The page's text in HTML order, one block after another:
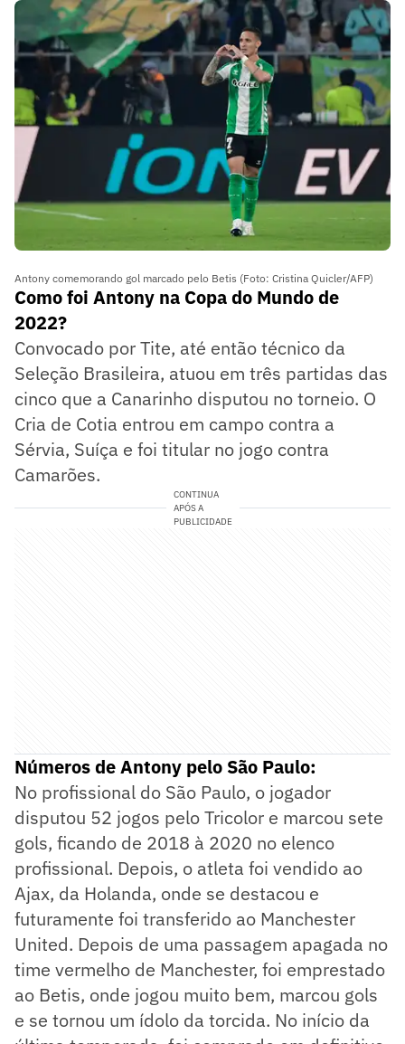
Antony comemorando gol marcado pelo Betis (Foto: Cristina Quicler/AFP)
Como foi Antony na Copa do Mundo de
2022?
Convocado por Tite, até então técnico da
Seleção Brasileira, atuou em três partidas das
cinco que a Canarinho disputou no torneio. O
Cria de Cotia entrou em campo contra a
Sérvia, Suíça e foi titular no jogo contra
Camarões.
CONTINUA
APÓS A
PUBLICIDADE
Números de Antony pelo São Paulo:
No profissional do São Paulo, o jogador
disputou 52 jogos pelo Tricolor e marcou sete
gols, ficando de 2018 à 2020 no elenco
profissional. Depois, o atleta foi vendido ao
Ajax, da Holanda, onde se destacou e
futuramente foi transferido ao Manchester
United. Depois de uma passagem apagada no
time vermelho de Manchester, foi emprestado
ao Betis, onde jogou muito bem, marcou gols
e se tornou um ídolo da torcida. No início da